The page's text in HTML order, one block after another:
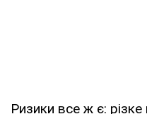
Ризики все ж є: